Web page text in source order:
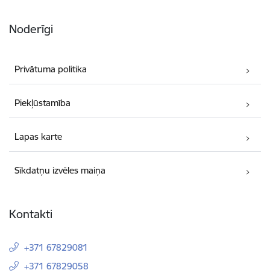
Noderīgi
Privātuma politika
Piekļūstamība
Lapas karte
Sīkdatņu izvēles maiņa
Kontakti
+371 67829081
+371 67829058